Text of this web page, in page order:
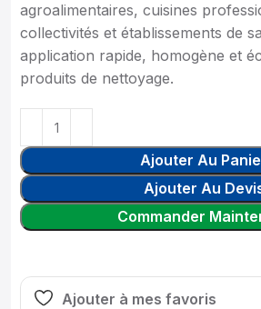
agroalimentaires, cuisines
collectivités et établissements de
application rapide, homogène et
produits de nettoyage.
Ajouter Au
Ajouter Au
Commander
Ajouter à mes favoris